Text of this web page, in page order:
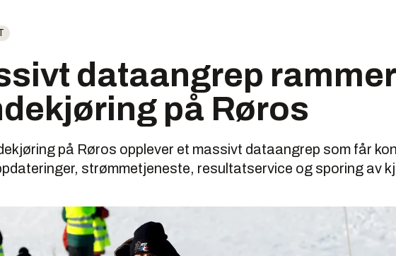
dataangrep
på Røros
på Røros opplever et massivt dataangrep som får
strømmetjeneste, resultatservice og sporing av